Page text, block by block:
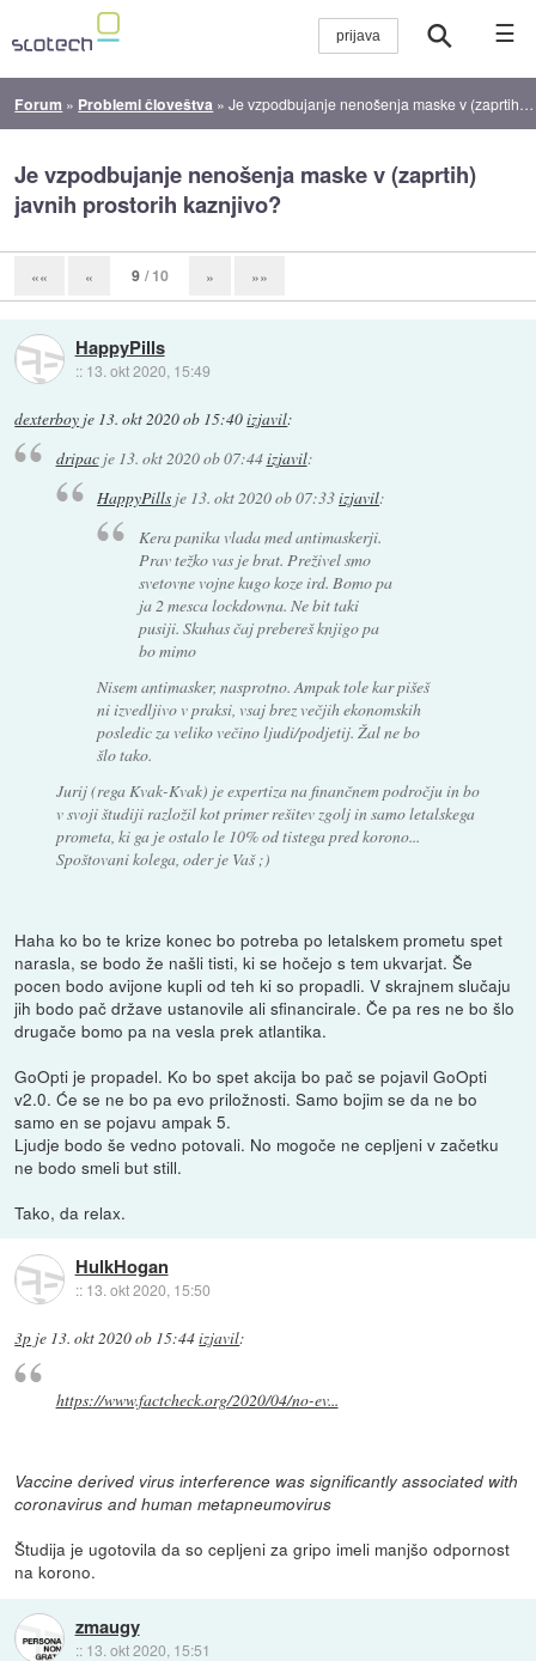
☰
Forum » Problemi človeštva »Je vzpodbujanje nenošenja maske v (zaprtih) javnih prostorih kaznjivo?
Je vzpodbujanje nenošenja maske v (zaprtih)
javnih prostorih kaznjivo?
«« « 9 / 10 » »»
HappyPills
:: 13. okt 2020, 15:49
dexterboy je 13. okt 2020 ob 15:40izjavil:
dripacje 13. okt 2020 ob 07:44izjavil:
HappyPills je 13. okt 2020 ob 07:33izjavil:
Kera panika vlada med antimaskerji.
Prav težko vas je brat. Preživel smo
svetovne vojne kugo koze ird. Bomo pa
ja 2 mesca lockdowna. Ne bit taki
pusiji. Skuhas čaj prebereš knjigo pa
bo mimo
Nisem antimasker, nasprotno. Ampak tole kar pišeš
ni izvedljivo v praksi, vsaj brez večjih ekonomskih
posledic za veliko večino ljudi/podjetij. Žal ne bo
šlo tako.
Jurij (rega Kvak-Kvak) je expertiza na finančnem področju in bo
v svoji študiji razložil kot primer rešitev zgolj in samo letalskega
prometa, ki ga je ostalo le 10% od tistega pred korono...
Spoštovani kolega, oder je Vaš ;)
Haha ko bo te krize konec bo potreba po letalskem prometu spet
narasla, se bodo že našli tisti, ki se hočejo s tem ukvarjat. Še
pocen bodo avijone kupli od teh ki so propadli. V skrajnem slučaju
jih bodo pač države ustanovile ali sfinancirale. Če pa res ne bo šlo
drugače bomo pa na vesla prek atlantika.
GoOpti je propadel. Ko bo spet akcija bo pač se pojavil GoOpti
v2.0. Će se ne bo pa evo priložnosti. Samo bojim se da ne bo
samo en se pojavu ampak 5.
Ljudje bodo še vedno potovali. No mogoče ne cepljeni v začetku
ne bodo smeli but still.
Tako, da relax.
HulkHogan
:: 13. okt 2020, 15:50
3p je 13. okt 2020 ob 15:44izjavil:
https://www.factcheck.org/2020/04/no-ev...
Vaccine derived virus interference was significantly associated with
coronavirus and human metapneumovirus
Študija je ugotovila da so cepljeni za gripo imeli manjšo odpornost
na korono.
zmaugy
:: 13. okt 2020, 15:51